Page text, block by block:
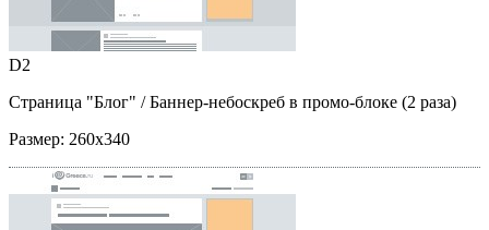
D2
Страница "Блог" / Баннер-небоскреб в промо-блоке (2 раза)
Размер: 260x340